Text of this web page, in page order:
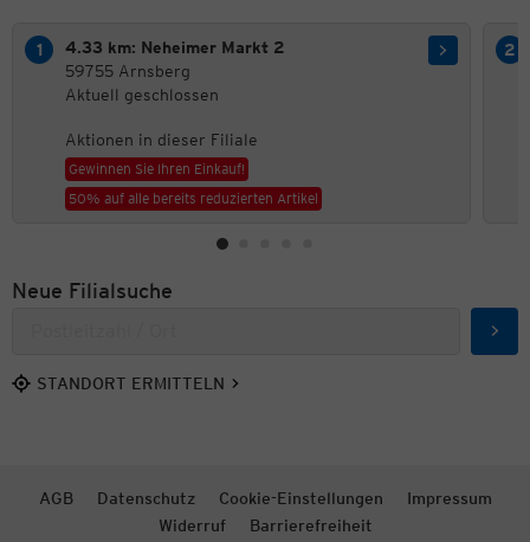
4.33 km: Neheimer Markt 2
59755 Arnsberg
Aktuell geschlossen
Aktionen in dieser Filiale
Gewinnen Sie Ihren Einkauf!
50% auf alle bereits reduzierten Artikel
Neue Filialsuche
STANDORT ERMITTELN
AGB Datenschutz Cookie-Einstellungen
Impressum
Widerruf
Barrierefreiheit